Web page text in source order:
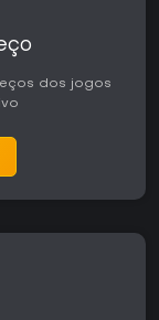
dos jogos